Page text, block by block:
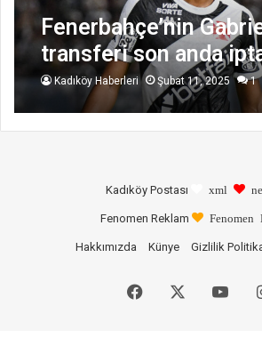
Fenerbahçe’nin
transferi son anda
Kadıköy Haberleri Şubat 11, 2025 1
Kadıköy Postası xml
Fenomen Reklam Fenomen
Hakkımızda Künye Gizlilik
Facebook